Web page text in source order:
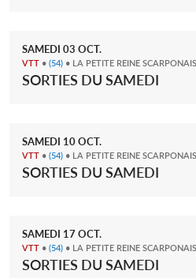
SAMEDI 03 OCT.
VTT • (54) • LA PETITE REINE
SORTIES DU SAMEDI
SAMEDI 10OCT.
VTT • (54) • LA PETITE REINE
SORTIES DU SAMEDI
SAMEDI 17 OCT.
VTT • (54) • LA PETITE REINE
SORTIES DU SAMEDI